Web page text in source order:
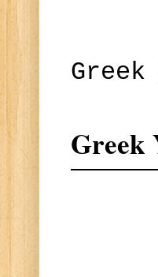
Greek